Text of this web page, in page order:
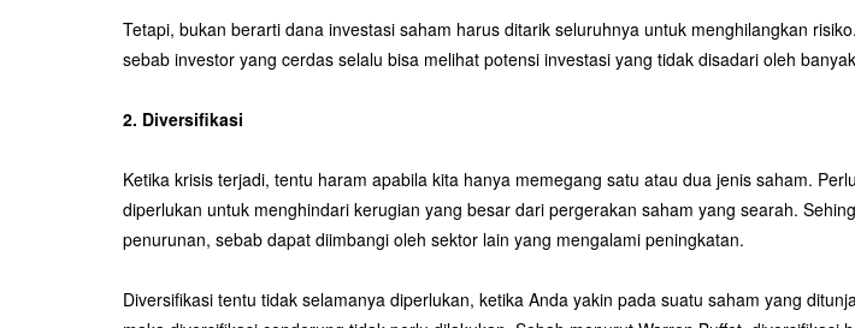
Tetapi, bukan berarti dana investasi saham harus ditarik seluruhnya untuk menghilangkan
sebab investor yang cerdas selalu bisa melihat potensi investasi yang tidak disadari oleh
2. Diversifikasi
Ketika krisis terjadi, tentu haram apabila kita hanya memegang satu atau dua jenis saham.
diperlukan untuk menghindari kerugian yang besar dari pergerakan saham yang searah.
penurunan, sebab dapat diimbangi oleh sektor lain yang mengalami peningkatan.
Diversifikasi tentu tidak selamanya diperlukan, ketika Anda yakin pada suatu saham yang